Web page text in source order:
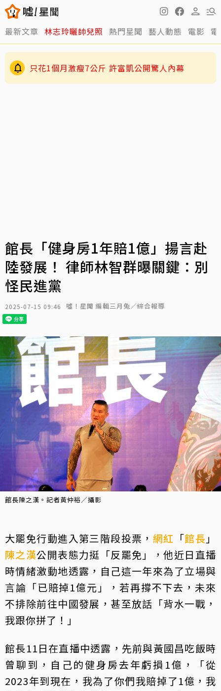
最新文章 林志玲曬帥兒照 熱門星聞 藝人動態 電影
只花1個月激瘦7公斤 許富凱公開驚人內幕
館長「健身房1年賠1億」揚言赴
陸發展！ 律師林智群曝關鍵：別
怪民進黨
2025-07-15 09:46 噓！星聞 編輯三月兔／綜合報導
館長陳之漢。記者黃仲裕／攝影
大罷免行動進入第三階段投票， 網紅 「館長 」
陳之漢公開表態力挺「反罷免」，他近日直播
時情緒激動地透露，自己這一年來為了立場與
言論「已賠掉1億元」，若再撐不下去，未來
不排除前往中國發展，甚至放話「背水一戰，
我跟你拼了！」
館長11日在直播中透露，先前與黃國昌吃飯時
曾聊到，自己的健身房去年虧損1億，「從
2023年到現在，我為了你們我賠掉了1億，我